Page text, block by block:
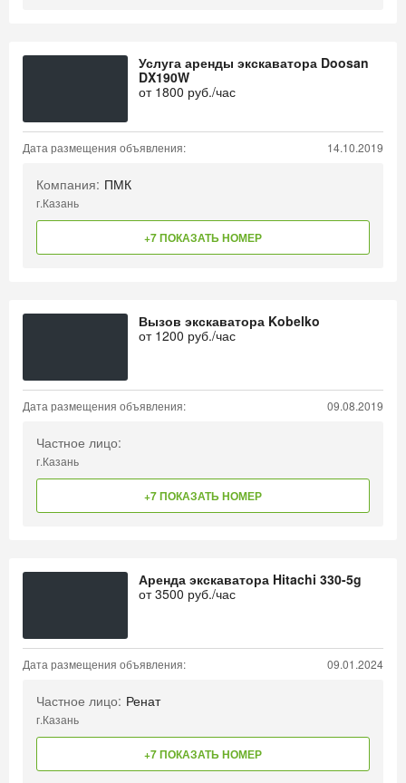
Услуга аренды экскаватора Doosan
DX190W
от 1800 руб./час
Дата размещения объявления: 14.10.2019
Компания: ПМК
г.Казань
+7 ПОКАЗАТЬ НОМЕР
Вызов экскаватора Kobelko
от 1200 руб./час
Дата размещения объявления: 09.08.2019
Частное лицо:
г.Казань
+7 ПОКАЗАТЬ НОМЕР
Аренда экскаватора Hitachi 330-5g
от3500 руб./час
Дата размещения объявления: 09.01.2024
Частное лицо: Ренат
г.Казань
+7 ПОКАЗАТЬ НОМЕР